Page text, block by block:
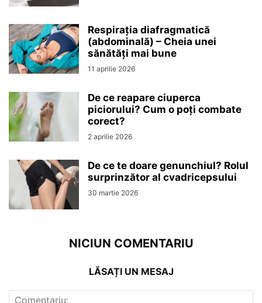
Respirația diafragmatică
(abdominală) – Cheia unei
sănătăți mai bune
11 aprilie 2026
De ce reapare ciuperca
piciorului? Cum o poți combate
corect?
2 aprilie 2026
De ce te doare genunchiul? Rolul
surprinzător al cvadricepsului
30 martie 2026
NICIUN COMENTARIU
LĂSAȚI UN MESAJ